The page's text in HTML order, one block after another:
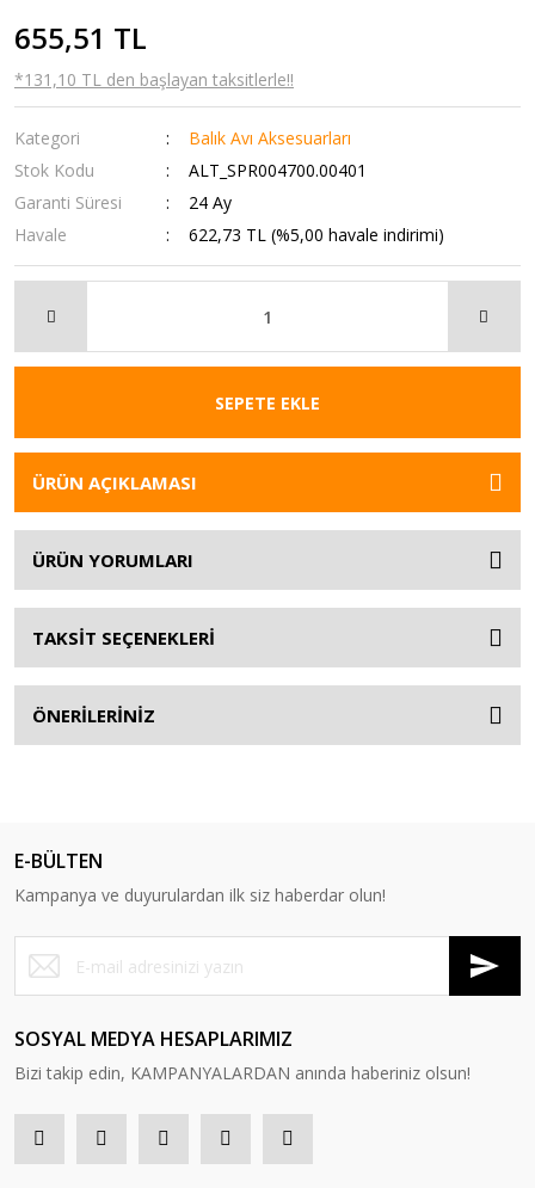
655,51 TL
*131,10 TL den başlayan taksitlerle!!
Kategori
Balık Avı Aksesuarları
Stok Kodu
ALT_SPR004700.00401
Garanti Süresi
24 Ay
Havale
622,73 TL (%5,00 havale indirimi)
SEPETE EKLE
ÜRÜN AÇIKLAMASI
ÜRÜN YORUMLARI
TAKSİT SEÇENEKLERİ
ÖNERİLERİNİZ
E-BÜLTEN
Kampanya ve duyurulardan ilk siz haberdar olun!
SOSYAL MEDYA HESAPLARIMIZ
Bizi takip edin, KAMPANYALARDAN anında haberiniz olsun!